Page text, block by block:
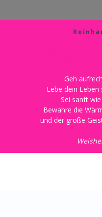
Geh
Lebe dein
Sei sanft
Bewahre die
und der große